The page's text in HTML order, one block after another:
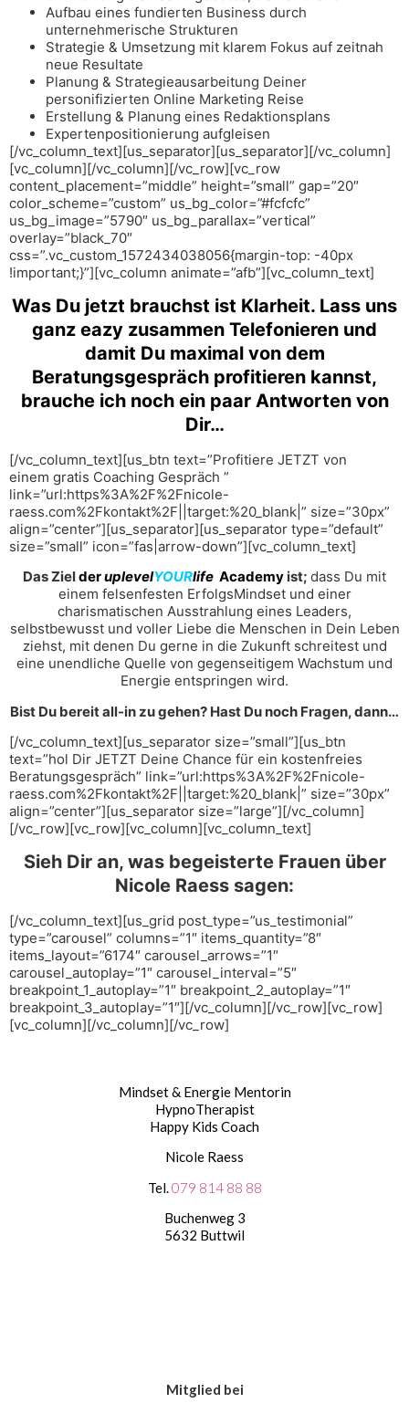
Aufbau eines fundierten Business durch
unternehmerische Strukturen
Strategie & Umsetzung mit klarem Fokus auf zeitnah
neue Resultate
Planung & Strategieausarbeitung Deiner
personifizierten Online Marketing Reise
Erstellung & Planung eines Redaktionsplans
Expertenpositionierung aufgleisen
[/vc_column_text][us_separator][us_separator][/vc_column]
[vc_column][/vc_column][/vc_row][vc_row
content_placement=”middle” height=”small” gap=”20″
color_scheme=”custom” us_bg_color=”#fcfcfc”
us_bg_image=”5790″ us_bg_parallax=”vertical”
overlay=”black_70″
css=”.vc_custom_1572434038056{margin-top: -40px
!important;}”][vc_column animate=”afb”][vc_column_text]
Was Du jetzt brauchst ist Klarheit. Lass uns
ganz eazy zusammen Telefonieren und
damit Du maximal von dem
Beratungsgespräch profitieren kannst,
brauche ich noch ein paar Antworten von
Dir…
[/vc_column_text][us_btn text=”Profitiere JETZT von
einem gratis Coaching Gespräch ”
link=”url:https%3A%2F%2Fnicole-
raess.com%2Fkontakt%2F||target:%20_blank|” size=”30px”
align=”center”][us_separator][us_separator type=”default”
size=”small” icon=”fas|arrow-down”][vc_column_text]
Das ZielderuplevelYOURlife Academy ist; dass Du mit
einem felsenfesten ErfolgsMindset und einer
charismatischen Ausstrahlung eines Leaders,
selbstbewusst und voller Liebe die Menschen in Dein Leben
ziehst, mit denen Du gerne in die Zukunft schreitest und
eine unendliche Quelle von gegenseitigem Wachstum und
Energie entspringen wird.
Bist Du bereit all-in zu gehen? Hast Du noch Fragen, dann…
[/vc_column_text][us_separator size=”small”][us_btn
text=”hol Dir JETZT Deine Chance für ein kostenfreies
Beratungsgespräch” link=”url:https%3A%2F%2Fnicole-
raess.com%2Fkontakt%2F||target:%20_blank|” size=”30px”
align=”center”][us_separator size=”large”][/vc_column]
[/vc_row][vc_row][vc_column][vc_column_text]
Sieh Dir an, was begeisterte Frauen über
Nicole Raess sagen:
[/vc_column_text][us_grid post_type=”us_testimonial”
type=”carousel” columns=”1″ items_quantity=”8″
items_layout=”6174″ carousel_arrows=”1″
carousel_autoplay=”1″ carousel_interval=”5″
breakpoint_1_autoplay=”1″ breakpoint_2_autoplay=”1″
breakpoint_3_autoplay=”1″][/vc_column][/vc_row][vc_row]
[vc_column][/vc_column][/vc_row]
Mindset & Energie Mentorin
HypnoTherapist
Happy Kids Coach
Nicole Raess
Tel.079 814 88 88
Buchenweg 3
5632 Buttwil
Mitglied bei